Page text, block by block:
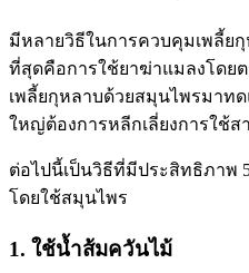
มีหลายวิธีในการควบคุมเพลี้ย
ที่สุดคือการใช้ยาฆ่าแมลงโดย
เพลี้ยกุหลาบด้วยสมุนไพรมาท
ใหญ่ต้องการหลีกเลี่ยงการใช้ส
ต่อไปนี้เป็นวิธีที่มีประสิทธิภาพ
โดยใช้สมุนไพร
1. ใช้น้ำส้มควันไม้